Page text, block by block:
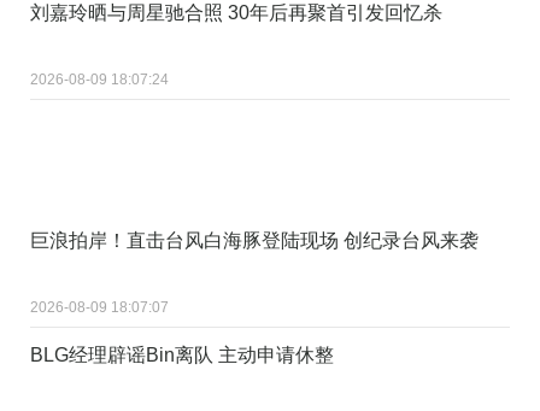
刘嘉玲晒与周星驰合照 30年后再聚首引发回忆杀
2026-08-09 18:07:24
巨浪拍岸！直击台风白海豚登陆现场 创纪录台风来袭
2026-08-09 18:07:07
BLG经理辟谣Bin离队 主动申请休整